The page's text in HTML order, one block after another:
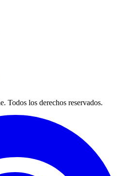
Todos los derechos reservados.